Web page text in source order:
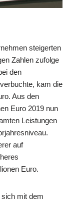
steigerten
Zahlen zufolge
den
kam die
Aus den
Euro 2019 nun
Leistungen
auf
Euro.
mit dem